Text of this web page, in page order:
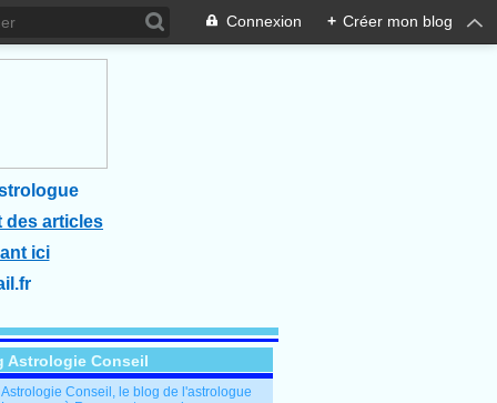
Connexion + Créer mon blog
des articles
ici
Astrologie Conseil
Astrologie Conseil, le blog de l'astrologue